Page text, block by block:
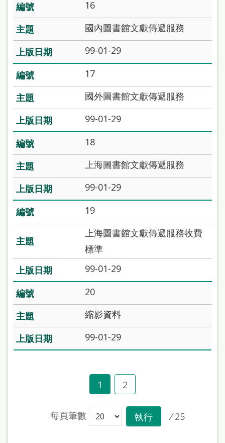
告
著
作
權
侵
權
處
理
辦
法
聯
絡
我
16
國內圖書館文獻傳遞服務
99-01-29
17
國外圖書館文獻傳遞服務
99-01-29
18
上海圖書館文獻傳遞服務
99-01-29
19
上海圖書館文獻傳遞服務收費
標準
99-01-29
20
縮影資料
99-01-29
1 2
每頁筆數 執行 / 25